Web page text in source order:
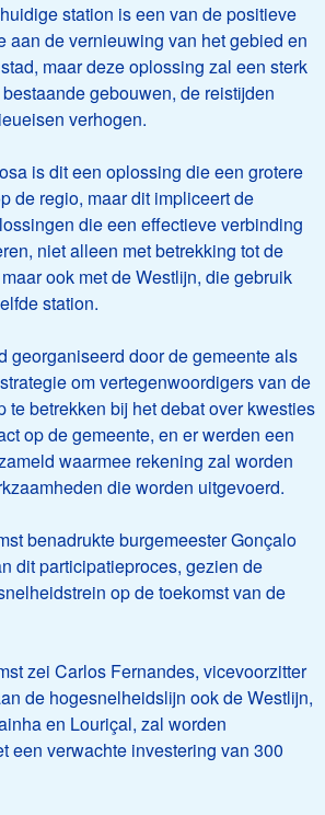
station is een van de positieve
aan de vernieuwing van het gebied en
maar deze oplossing zal een sterk
gebouwen, de reistijden
verhogen.
is dit een oplossing die een grotere
de regio, maar dit impliceert de
die een effectieve verbinding
niet alleen met betrekking tot de
ook met de Westlijn, die gebruik
station.
georganiseerd door de gemeente als
om vertegenwoordigers van de
te betrekken bij het debat over kwesties
op de gemeente, en er werden een
waarmee rekening zal worden
die worden uitgevoerd.
benadrukte burgemeester Gonçalo
dit participatieproces, gezien de
op de toekomst van de
zei Carlos Fernandes, vicevoorzitter
de hogesnelheidslijn ook de Westlijn,
en Louriçal, zal worden
een verwachte investering van 300